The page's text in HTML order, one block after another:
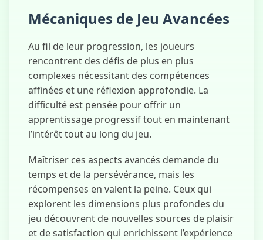
Mécaniques de Jeu Avancées
Au fil de leur progression, les joueurs
rencontrent des défis de plus en plus
complexes nécessitant des compétences
affinées et une réflexion approfondie. La
difficulté est pensée pour offrir un
apprentissage progressif tout en maintenant
l’intérêt tout au long du jeu.
Maîtriser ces aspects avancés demande du
temps et de la persévérance, mais les
récompenses en valent la peine. Ceux qui
explorent les dimensions plus profondes du
jeu découvrent de nouvelles sources de plaisir
et de satisfaction qui enrichissent l’expérience